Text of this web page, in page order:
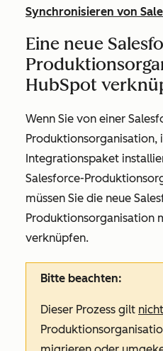
Synchronisieren von
Eine neue
HubSpot
Wenn Sie von einer
Produktionsorganisation,
Integrationspaket
Salesforce-
müssen Sie die neue
Produktionsorganisation
verknüpfen.
Bitte beachten:
Dieser Prozess gilt nicht